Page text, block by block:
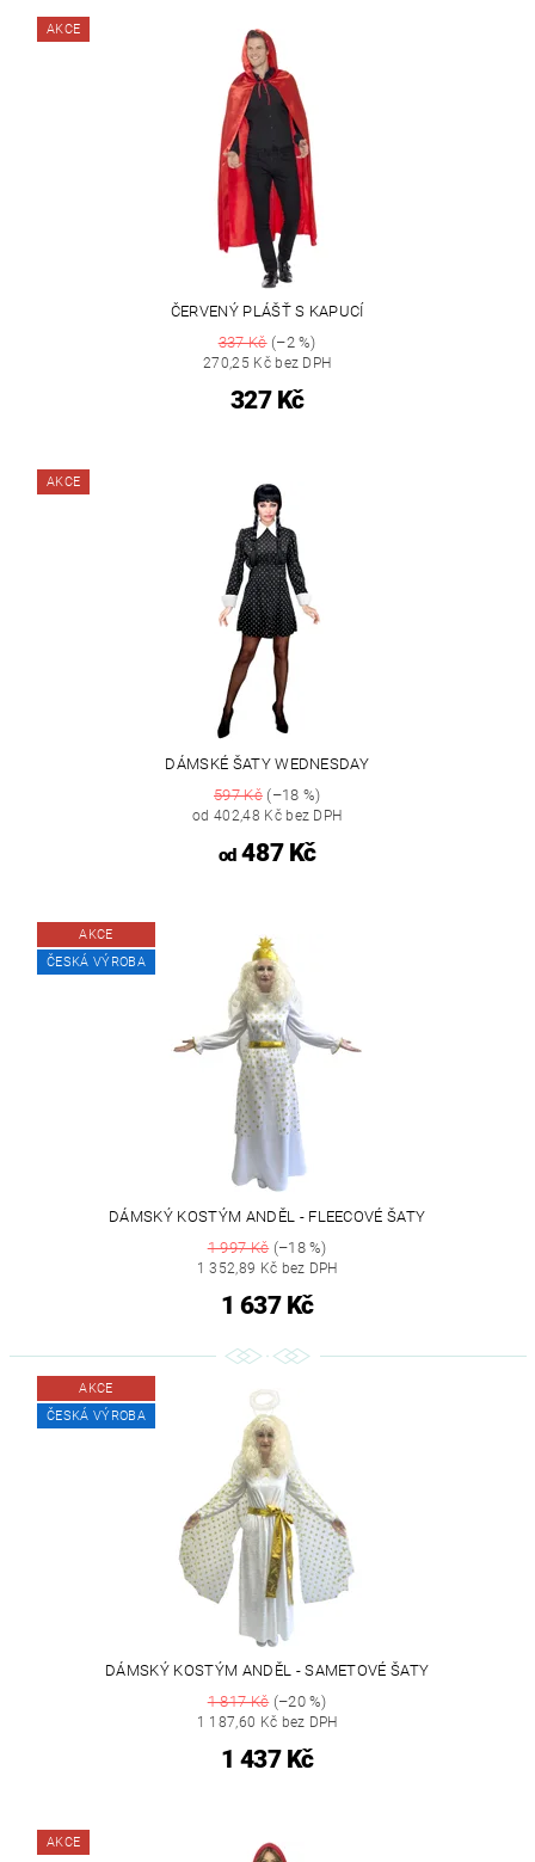
AKCE
ČERVENÝ PLÁŠŤ S KAPUCÍ
337 Kč(–2 %)
270,25 Kč bez DPH
327 Kč
AKCE
DÁMSKÉ ŠATY WEDNESDAY
597 Kč(–18 %)
od 402,48 Kč bez DPH
od487 Kč
AKCE
ČESKÁ VÝROBA
DÁMSKÝ KOSTÝM ANDĚL - FLEECOVÉ ŠATY
1 997 Kč(–18 %)
1 352,89 Kč bez DPH
1 637 Kč
AKCE
ČESKÁ VÝROBA
DÁMSKÝ KOSTÝM ANDĚL - SAMETOVÉ ŠATY
1 817 Kč(–20 %)
1 187,60 Kč bez DPH
1 437 Kč
AKCE